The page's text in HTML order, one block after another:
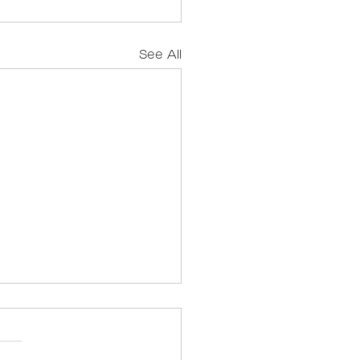
See All
モス】